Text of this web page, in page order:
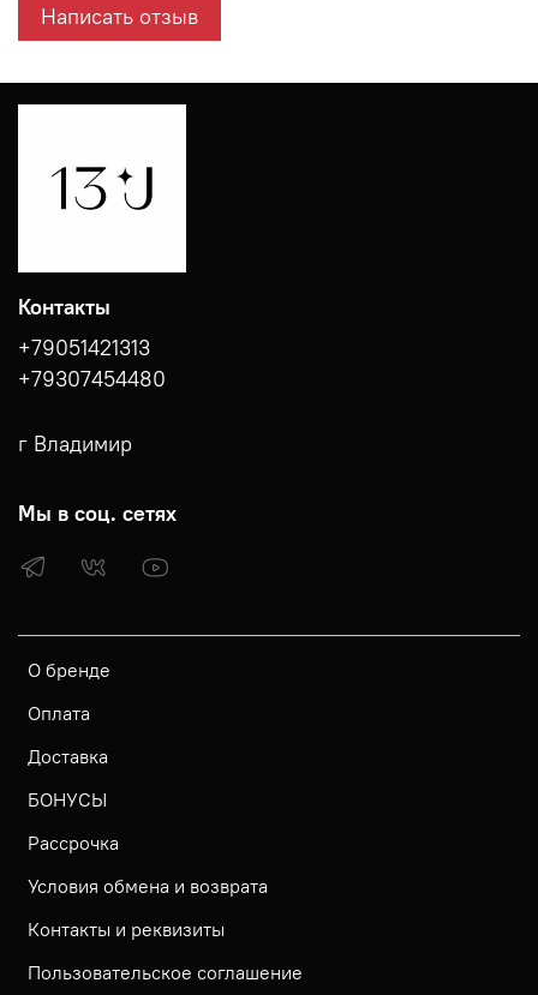
Написать отзыв
О бренде
Оплата
Доставка
БОНУСЫ
Рассрочка
Условия обмена и возврата
Контакты и реквизиты
Пользовательское соглашение
Контакты
+79051421313
+79307454480
г Владимир
Мы в соц. сетях